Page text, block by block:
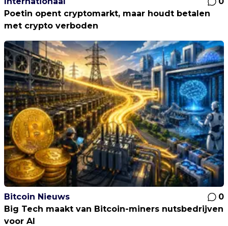
Poetin opent cryptomarkt, maar houdt betalen
met crypto verboden
Bitcoin Nieuws
0
Big Tech maakt van Bitcoin-miners nutsbedrijven
voor AI